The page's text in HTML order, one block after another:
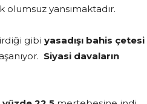
yansımaktadır.
gibi yasadışı bahis çetesi
Siyasi davaların